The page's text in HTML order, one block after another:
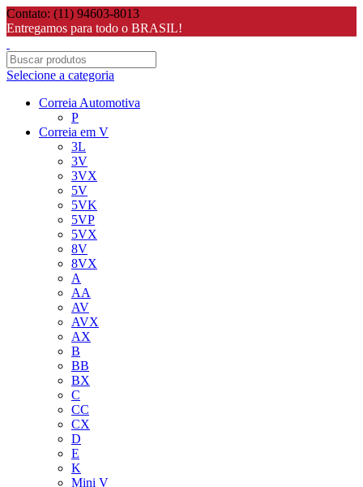
Contato: (11) 94603-8013
Entregamos para todo o BRASIL!
Selecione a categoria
Correia Automotiva
P
Correia em V
3L
3V
3VX
5V
5VK
5VP
5VX
8V
8VX
A
AA
AV
AVX
AX
B
BB
BX
C
CC
CX
D
E
K
Mini V